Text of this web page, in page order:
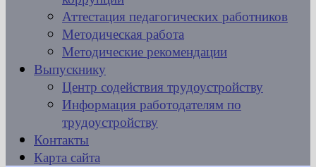
Аттестация педагогических работников
Методическая работа
Методические рекомендации
Выпускнику
Центр содействия трудоустройству
Информация работодателям по
трудоустройству
Контакты
Карта сайта